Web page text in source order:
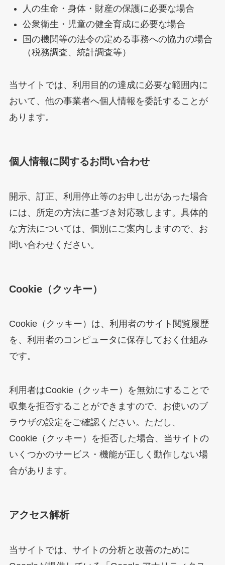
人の生命・身体・財産の保護に必要な場合
公衆衛生・児童の健全育成に必要な場合
国の機関等の法令の定める事務への協力の場合
（税務調査、統計調査等）
当サイトでは、利用目的の達成に必要な範囲内に
おいて、他の事業者へ個人情報を委託することが
あります。
個人情報に関するお問い合わせ
開示、訂正、利用停止等のお申し出があった場合
には、所定の方法に基づき対応致します。具体的
な方法については、個別にご案内しますので、お
問い合わせください。
Cookie（クッキー）
Cookie（クッキー）は、利用者のサイト閲覧履歴
を、利用者のコンピュータに保存しておく仕組み
です。
利用者はCookie（クッキー）を無効にすることで
収集を拒否することができますので、お使いのブ
ラウザの設定をご確認ください。ただし、
Cookie（クッキー）を拒否した場合、当サイトの
いくつかのサービス・機能が正しく動作しない場
合があります。
アクセス解析
当サイトでは、サイトの分析と改善のために